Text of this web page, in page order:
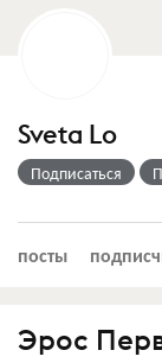
Sveta Lo
Подписаться
посты
Эрос